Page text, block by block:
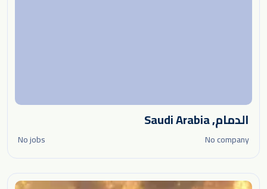
الدمام, Saudi Arabia
No company
No jobs